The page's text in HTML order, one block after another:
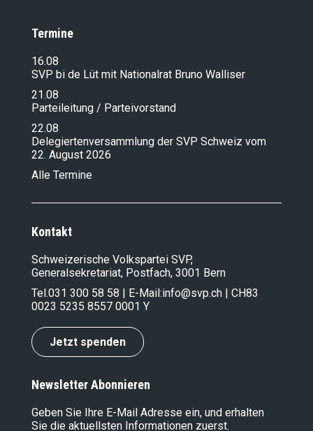
Termine
16.08
SVP bi de Lüt mit Nationalrat Bruno Walliser
21.08
Parteileitung / Parteivorstand
22.08
Delegiertenversammlung der SVP Schweiz vom
22. August 2026
Alle Termine
Kontakt
Schweizerische Volkspartei SVP,
Generalsekretariat, Postfach, 3001 Bern
Tel.031 300 58 58 | E-Mail:info@svp.ch | CH83
0023 5235 8557 0001 Y
Jetzt spenden
Newsletter Abonnieren
Geben Sie Ihre E-Mail Adresse ein, und erhalten
Sie die aktuellsten Informationen zuerst.